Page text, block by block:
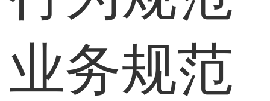
业务规范